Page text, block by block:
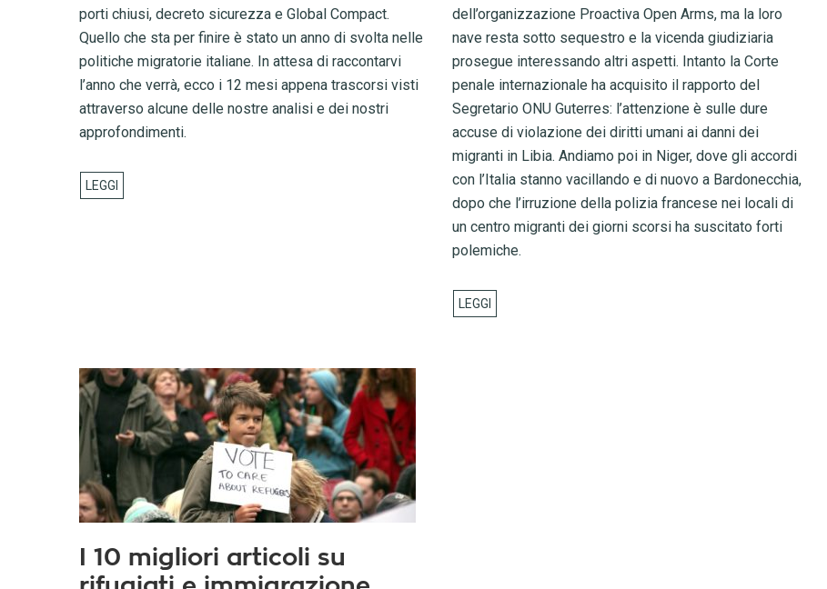
porti chiusi, decreto sicurezza e Global Compact.
Quello che sta per finire è stato un anno di svolta nelle
politiche migratorie italiane. In attesa di raccontarvi
l’anno che verrà, ecco i 12 mesi appena trascorsi visti
attraverso alcune delle nostre analisi e dei nostri
approfondimenti.
dell’organizzazione Proactiva Open Arms, ma la loro
nave resta sotto sequestro e la vicenda giudiziaria
prosegue interessando altri aspetti. Intanto la Corte
penale internazionale ha acquisito il rapporto del
Segretario ONU Guterres: l’attenzione è sulle dure
accuse di violazione dei diritti umani ai danni dei
migranti in Libia. Andiamo poi in Niger, dove gli accordi
con l’Italia stanno vacillando e di nuovo a Bardonecchia,
dopo che l’irruzione della polizia francese nei locali di
un centro migranti dei giorni scorsi ha suscitato forti
polemiche.
I 10 migliori articoli su